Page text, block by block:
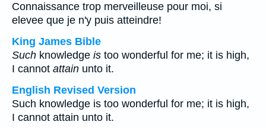
Connaissance trop merveilleuse pour moi, si
elevee que je n'y puis atteindre!
King James Bible
Such knowledge is too wonderful for me; it is high,
I cannot attain unto it.
English Revised Version
Such knowledge is too wonderful for me; it is high,
I cannot attain unto it.